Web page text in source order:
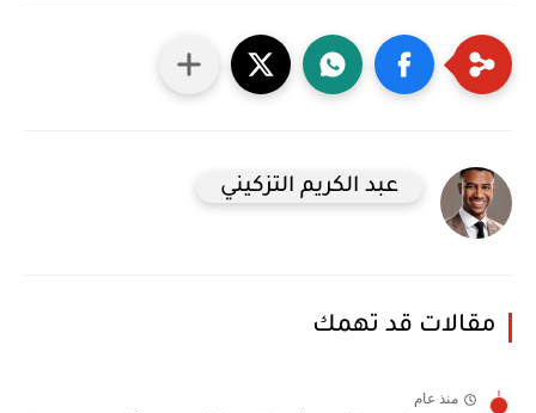
عبد الكريم التزكيني
مقالات قد تهمك
منذ عام